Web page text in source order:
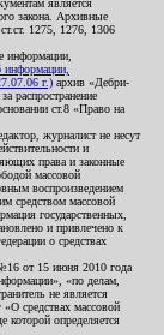
является
закона. Архивные
1275, 1276, 1306
информации,
г.) архив «Дебри-
распространение
ст.8 «Право на
журналист не несут
и
права и законные
массовой
воспроизведением
средством массовой
государственных,
и привлечено к
о средствах
от 15 июня 2010 года
«по делам,
не является
средствах массовой
которой определяется